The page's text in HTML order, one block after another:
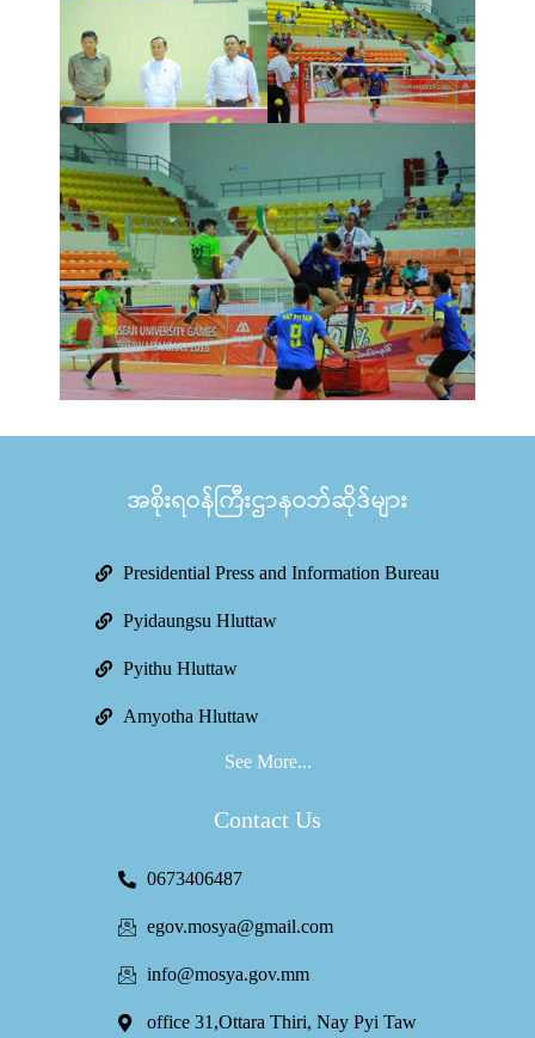
အစိုးရဝန်ကြီးဌာနဝဘ်ဆိုဒ်များ
Presidential Press and Information Bureau
Pyidaungsu Hluttaw
Pyithu Hluttaw
Amyotha Hluttaw
See More...
Contact Us
0673406487
egov.mosya@gmail.com
info@mosya.gov.mm
office 31,Ottara Thiri, Nay Pyi Taw